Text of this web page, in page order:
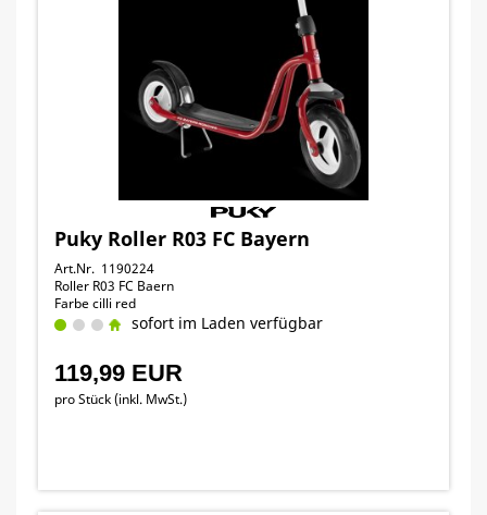
Puky Roller R03 FC Bayern
Art.Nr. 1190224
Roller R03 FC Baern
Farbe cilli red
sofort im Laden verfügbar
119,99 EUR
pro Stück (inkl. MwSt.)